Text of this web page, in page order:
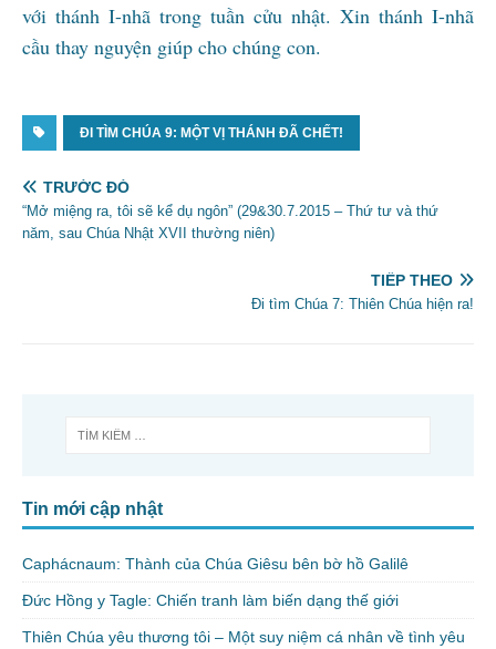
với thánh I-nhã trong tuần cửu nhật. Xin thánh I-nhã
cầu thay nguyện giúp cho chúng con.
ĐI TÌM CHÚA 9: MỘT VỊ THÁNH ĐÃ CHẾT!
TRƯỚC ĐÓ
“Mở miệng ra, tôi sẽ kể dụ ngôn” (29&30.7.2015 – Thứ tư và thứ
năm, sau Chúa Nhật XVII thường niên)
TIẾP THEO
Đi tìm Chúa 7: Thiên Chúa hiện ra!
Tin mới cập nhật
Caphácnaum: Thành của Chúa Giêsu bên bờ hồ Galilê
Đức Hồng y Tagle: Chiến tranh làm biến dạng thế giới
Thiên Chúa yêu thương tôi – Một suy niệm cá nhân về tình yêu